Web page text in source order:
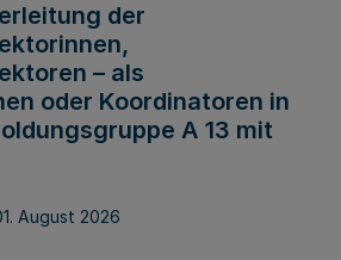
der
– als
oder Koordinatoren in
A 13 mit
August 2026